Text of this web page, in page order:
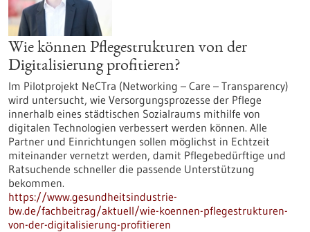
Wie können Pflegestrukturen von der
Digitalisierung profitieren?
Im Pilotprojekt NeCTra (Networking – Care – Transparency)
wird untersucht, wie Versorgungsprozesse der Pflege
innerhalb eines städtischen Sozialraums mithilfe von
digitalen Technologien verbessert werden können. Alle
Partner und Einrichtungen sollen möglichst in Echtzeit
miteinander vernetzt werden, damit Pflegebedürftige und
Ratsuchende schneller die passende Unterstützung
bekommen.
https://www.gesundheitsindustrie-
bw.de/fachbeitrag/aktuell/wie-koennen-pflegestrukturen-
von-der-digitalisierung-profitieren